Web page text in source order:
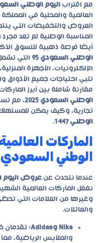
مع اقتراب اليوم الوطني
العالمية والمحلية في
العروض والتخفيضات التي
المناسبة الوطنية لم تعد
أيضًا فرصة ذهبية للتسوق
الوطني السعودي 95
التي
الإلكترونيات، الأجهزة
تلبي احتياجات جميع الأذواق
مقارنة شاملة بين أبرز
الوطني السعودي 2025
، مع
تجارية، وكيف يمكن للمستهلك
الوطني 1447
.
الماركات
الوطني السعودي 2025
عندما نتحدث عن عروض اليوم
نغفل الماركات العالمية
وغيرها من العلامات التي
والعائلات.
Nike وAdidas
والملابس الرياضية، مما